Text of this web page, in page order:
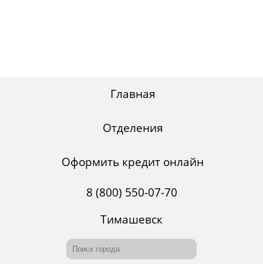
Главная
Отделения
Оформить кредит онлайн
8 (800) 550-07-70
Тимашевск